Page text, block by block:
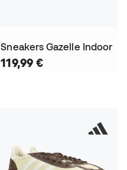
Sneakers Gazelle Indoor
119,99 €